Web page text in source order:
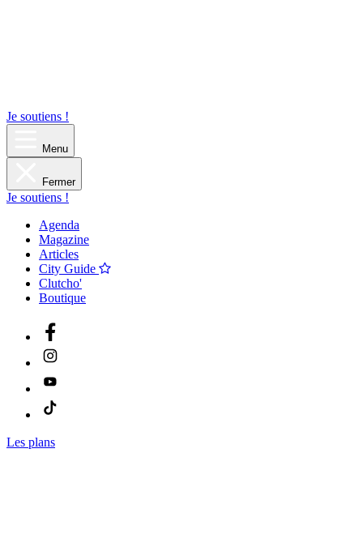
Je soutiens !
Menu
Fermer
Je soutiens !
Agenda
Magazine
Articles
City Guide
Clutcho'
Boutique
Les plans